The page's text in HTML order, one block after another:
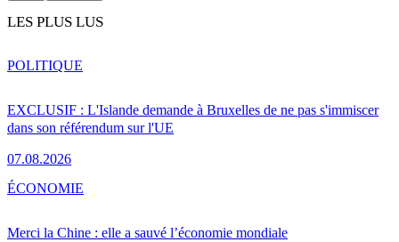
LES PLUS LUS
EXCLUSIF : L'Islande demande à Bruxelles de ne pas s'immiscer
dans son référendum sur l'UE
07.08.2026
POLITIQUE
Merci la Chine : elle a sauvé l’économie mondiale
ÉCONOMIE